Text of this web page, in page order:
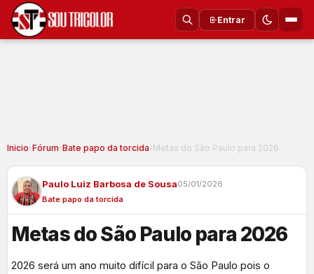
Entrar
Inicio›Fórum›Bate papo da torcida›Metas do São Paulo para 2026
Paulo Luiz Barbosa de Sousa05/01/2026
Bate papo da torcida
Metas do São Paulo para 2026
2026 será um ano muito difícil para o São Paulo pois o